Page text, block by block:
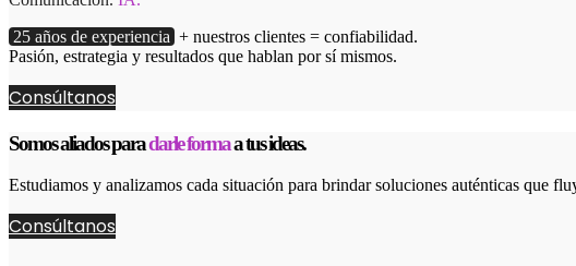
25 años de experiencia + nuestros clientes = confiabilidad.
Pasión, estrategia y resultados que hablan por sí mismos.
Consúltanos
Somos aliados paradarle formaa tus ideas.
Estudiamos y analizamos cada situación para brindar soluciones auténticas que
Consúltanos